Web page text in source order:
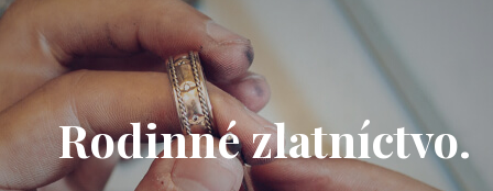
Rodinné zlatníctvo.